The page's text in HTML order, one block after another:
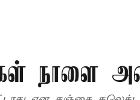
நாளை